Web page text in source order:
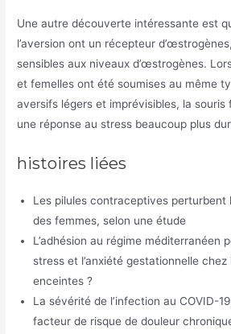
Une autre découverte intéressante est
l’aversion ont un récepteur
sensibles aux niveaux d’œstrogènes.
et femelles ont été soumises au même
aversifs légers et imprévisibles, la souris
une réponse au stress beaucoup plus
histoires liées
Les pilules contraceptives perturbent
des femmes, selon une étude
L’adhésion au régime méditerranéen
stress et l’anxiété gestationnelle
enceintes ?
La sévérité de l’infection au COVID-
facteur de risque de douleur